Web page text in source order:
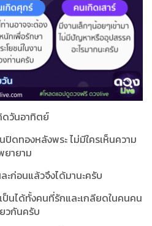
ดวันอาทิตย์
ปิดทองหลังพระ ไม่มีใครเห็นความ
ยายาม
ะก่อนแล้วจึงได้มานะครับ
นได้ทั้งคนที่รักและเกลียดในคนคน
วกันครับ